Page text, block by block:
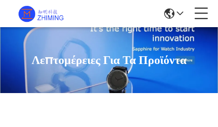
Λεπτομέρειες Για Τα Προϊόντα